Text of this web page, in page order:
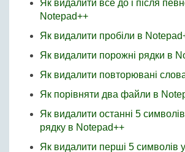
Як видалити все до і після
Notepad++
Як видалити пробіли в
Як видалити порожні рядки в
Як видалити повторювані
Як порівняти два файли в
Як видалити останні 5
рядку в Notepad++
Як видалити перші 5 символів